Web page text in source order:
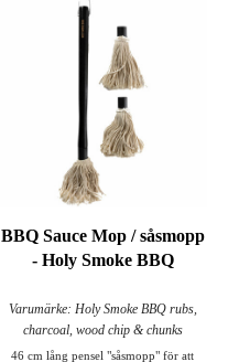
BBQ Sauce Mop / såsmopp
- Holy Smoke BBQ
Varumärke: Holy Smoke BBQ rubs,
charcoal, wood chip & chunks
46 cm lång pensel "såsmopp" för att